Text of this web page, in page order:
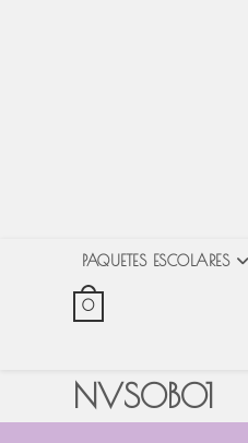
PAQUETES ESCOLARES
0
NVSOB01